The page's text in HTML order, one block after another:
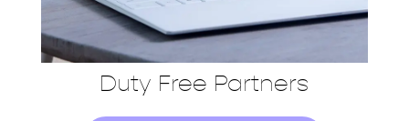
Duty Free Partners